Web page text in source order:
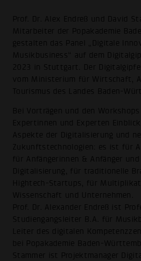
Prof. Dr. Alex Endreß und David
Mitarbeiter der Popakademie
gestalten das Panel „Digitale
Musikbusiness“ auf dem
2023 in Stuttgart. Der
vom Ministerium für Wirtschaft,
Tourismus des Landes Baden-
Bei Vorträgen und den Workshops
Expertinnen und Experten
Aspekte der Digitalisierung und
Zukunftstechnologien: es ist für
für Anfängerinnen & Anfänger
Digitalisierung, für traditionelle
Hightech-Startups, für
Wissenschaft und Unternehmen.
Prof. Dr. Alexander Endreß ist
Studiengangsleiter B.A. für
Leiter des digitalen
bei Popakademie Baden-
Stammer ist Projektmanager